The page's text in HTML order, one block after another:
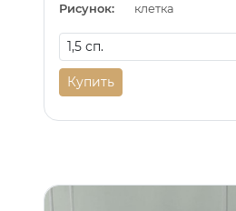
Рисунок:
клетка
Купить